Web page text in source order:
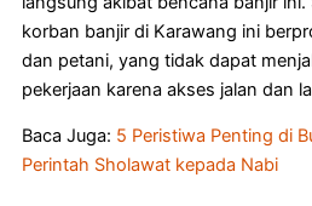
korban banjir di Karawang ini
dan petani, yang tidak dapat
pekerjaan karena akses jalan dan
Baca Juga: 5 Peristiwa Penting di
Perintah Sholawat kepada Nabi